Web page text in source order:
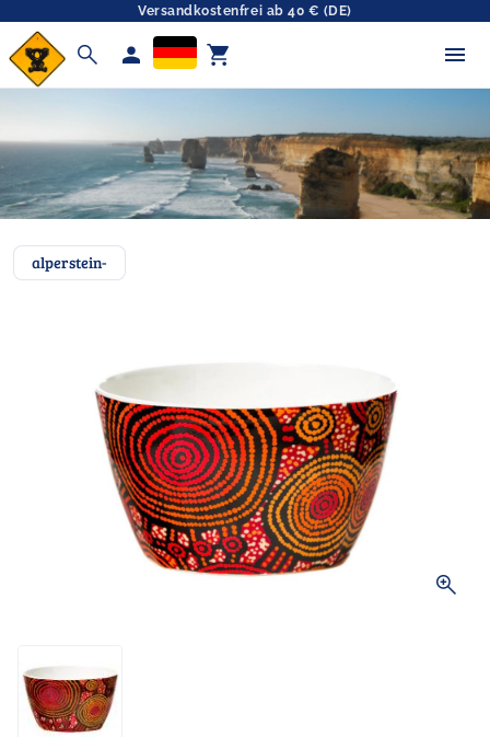
Versandkostenfrei ab 40 € (DE)
search person shopping_cart
alperstein-
zoom_in